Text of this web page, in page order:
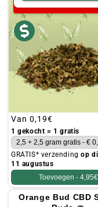
Gebruikelijke
prijs
Van 0,19€
1 gekocht = 1 gratis
GRATIS* verzendingop
11 augustus
Toevoegen - 4,95€
Orange Bud CBD